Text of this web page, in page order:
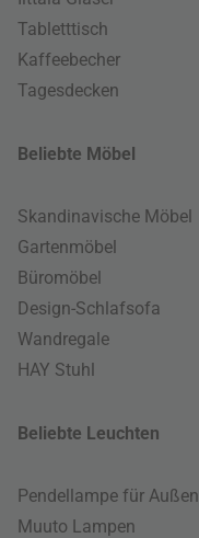
Tabletttisch
Kaffeebecher
Tagesdecken
Beliebte Möbel
Skandinavische Möbel
Gartenmöbel
Büromöbel
Design-Schlafsofa
Wandregale
HAY Stuhl
Beliebte Leuchten
Pendellampe für Außen
Muuto Lampen